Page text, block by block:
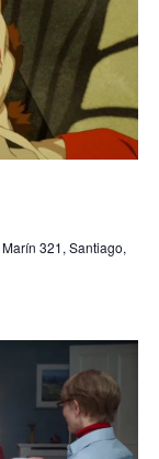
Marín 321, Santiago,